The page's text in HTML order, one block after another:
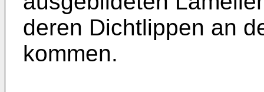
deren Dichtlippen an
kommen.